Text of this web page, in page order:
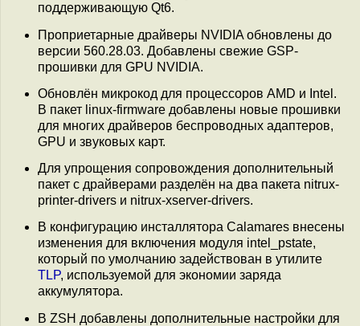
поддерживающую Qt6.
Проприетарные драйверы NVIDIA обновлены до
версии 560.28.03. Добавлены свежие GSP-
прошивки для GPU NVIDIA.
Обновлён микрокод для процессоров AMD и Intel.
В пакет linux-firmware добавлены новые прошивки
для многих драйверов беспроводных адаптеров,
GPU и звуковых карт.
Для упрощения сопровождения дополнительный
пакет с драйверами разделён на два пакета nitrux-
printer-drivers и nitrux-xserver-drivers.
В конфигурацию инсталлятора Calamares внесены
изменения для включения модуля intel_pstate,
который по умолчанию задействован в утилите
TLP, используемой для экономии заряда
аккумулятора.
В ZSH добавлены дополнительные настройки для